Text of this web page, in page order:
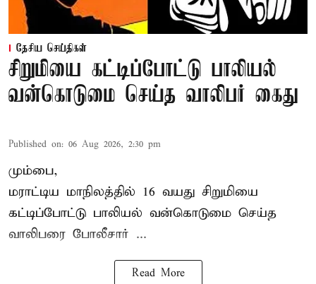
தேசிய செய்திகள்
சிறுமியை கட்டிப்போட்டு பாலியல்
வன்கொடுமை செய்த வாலிபர் கைது
Published on: 06 Aug 2026, 2:30 pm
மும்பை,
மராட்டிய மாநிலத்தில் 16 வயது சிறுமியை
கட்டிப்போட்டு பாலியல் வன்கொடுமை செய்த
வாலிபரை போலீசார் ...
Read More